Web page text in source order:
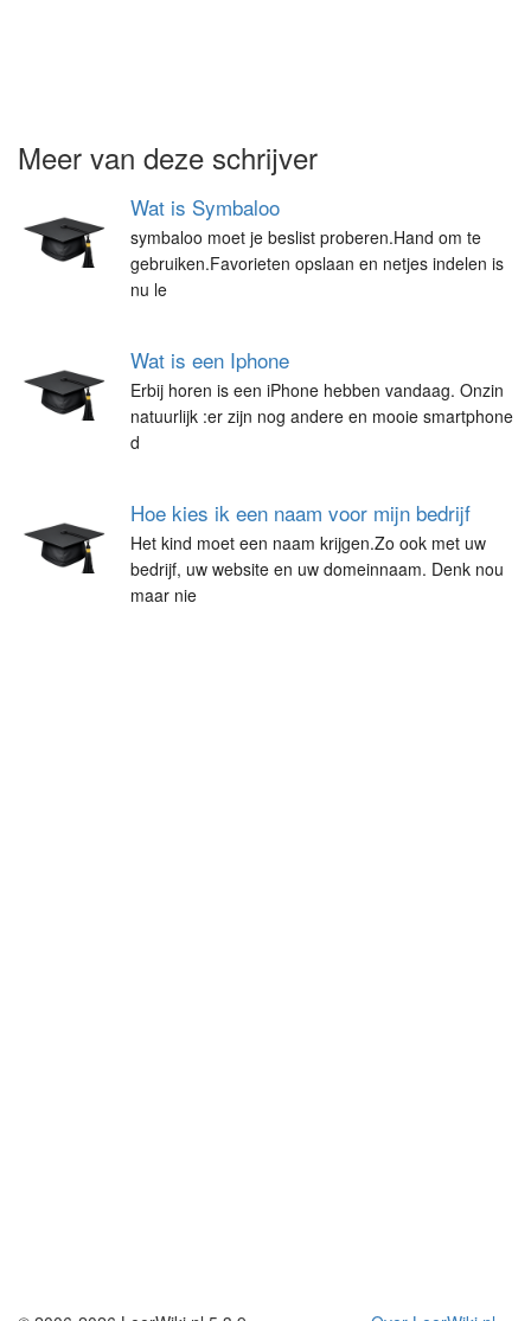
Meer van deze schrijver
Wat is Symbaloo
symbaloo moet je beslist proberen.Hand om te
gebruiken.Favorieten opslaan en netjes indelen is
nu le
Wat is een Iphone
Erbij horen is een iPhone hebben vandaag. Onzin
natuurlijk :er zijn nog andere en mooie smartphone
d
Hoe kies ik een naam voor mijn bedrijf
Het kind moet een naam krijgen.Zo ook met uw
bedrijf, uw website en uw domeinnaam. Denk nou
maar nie